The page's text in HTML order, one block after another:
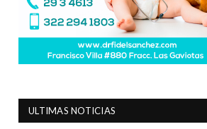
ULTIMAS NOTICIAS